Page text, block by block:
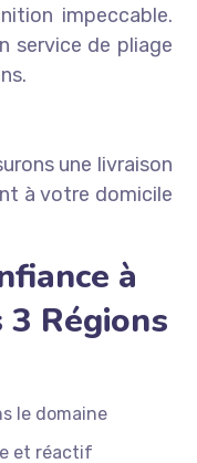
impeccable.
service de pliage
une livraison
à votre domicile
à
Régions
le domaine
et réactif